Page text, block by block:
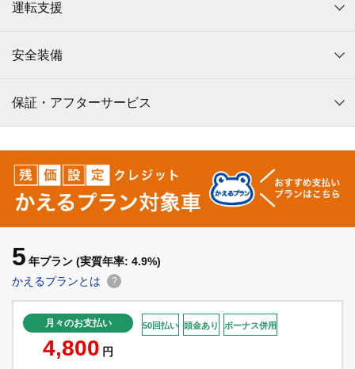
運転支援
安全装備
保証・アフターサービス
5 年プラン (実質年率: 4.9%)
かえるプランとは
?
月々のお支払い
4,800 円
50回払い 頭金あり ボーナス併用